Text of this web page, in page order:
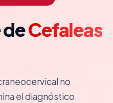
deCefaleas
no
el diagnóstico